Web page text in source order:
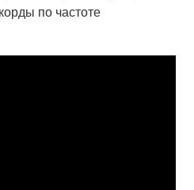
по частоте